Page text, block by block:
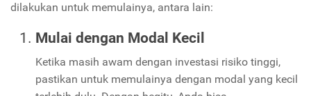
dilakukan untuk memulainya, antara lain:
Mulai dengan Modal Kecil
Ketika masih awam dengan investasi risiko tinggi,
pastikan untuk memulainya dengan modal yang kecil